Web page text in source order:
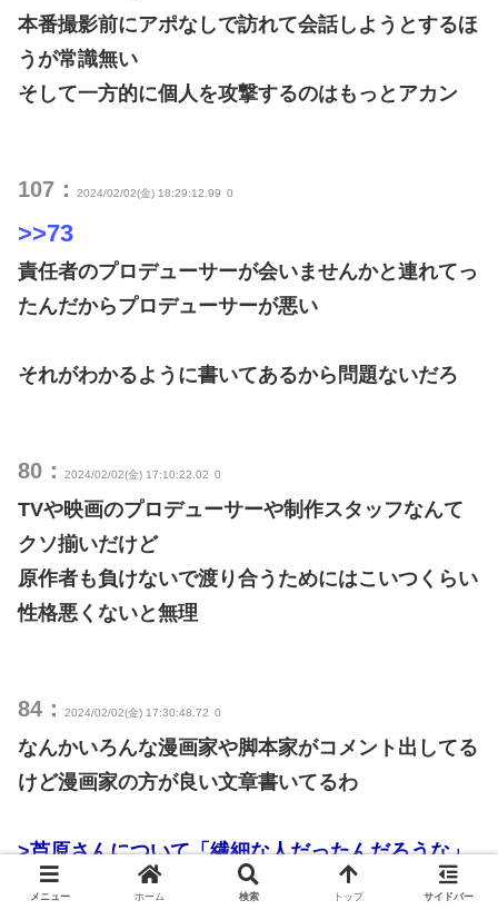
本番撮影前にアポなしで訪れて会話しようとするほ
うが常識無い
そして一方的に個人を攻撃するのはもっとアカン
107： 2024/02/02(金) 18:29:12.99 0
>>73
責任者のプロデューサーが会いませんかと連れてっ
たんだからプロデューサーが悪い
それがわかるように書いてあるから問題ないだろ
80： 2024/02/02(金) 17:10:22.02 0
TVや映画のプロデューサーや制作スタッフなんて
クソ揃いだけど
原作者も負けないで渡り合うためにはこいつくらい
性格悪くないと無理
84： 2024/02/02(金) 17:30:48.72 0
なんかいろんな漫画家や脚本家がコメント出してる
けど漫画家の方が良い文章書いてるわ
>芦原さんについて「繊細な人だったんだろうな」
という感想をいくつか見かけました。
メニュー ホーム 検索 トップ サイドバー